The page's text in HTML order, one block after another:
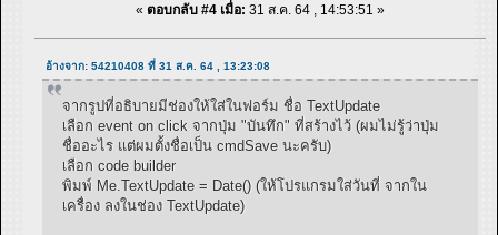
« ตอบกลับ #4 เมื่อ: 31 ส.ค. 64 , 14:53:51 »
อ้างจาก: 54210408 ที่ 31 ส.ค. 64 , 13:23:08
จากรูปที่อธิบายมีช่องให้ใส่ในฟอร์ม ชื่อ TextUpdate
เลือก event on click จากปุ่ม "บันทึก" ที่สร้างไว้ (ผมไม่รู้ว่าปุ่ม
ชื่ออะไร แต่ผมตั้งชื่อเป็น cmdSave นะครับ)
เลือก code builder
พิมพ์ Me.TextUpdate = Date() (ให้โปรแกรมใส่วันที่ จากใน
เครื่อง ลงในช่อง TextUpdate)